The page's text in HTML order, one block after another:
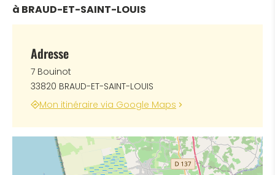
à BRAUD-ET-SAINT-LOUIS
Adresse
7 Bouinot
33820 BRAUD-ET-SAINT-LOUIS
Mon itinéraire via Google Maps